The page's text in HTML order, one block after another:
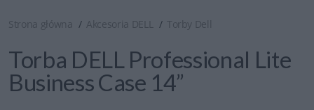
Strona główna Akcesoria DELL Torby Dell
Torba DELL Professional Lite
Business Case 14”